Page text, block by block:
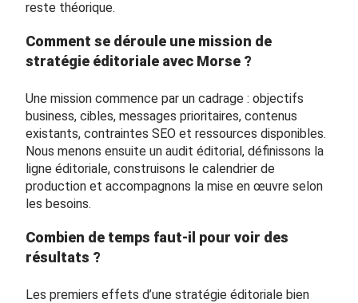
reste théorique.
Comment se déroule une mission de
stratégie éditoriale avec Morse ?
Une mission commence par un cadrage : objectifs
business, cibles, messages prioritaires, contenus
existants, contraintes SEO et ressources disponibles.
Nous menons ensuite un audit éditorial, définissons la
ligne éditoriale, construisons le calendrier de
production et accompagnons la mise en œuvre selon
les besoins.
Combien de temps faut-il pour voir des
résultats ?
Les premiers effets d’une stratégie éditoriale bien